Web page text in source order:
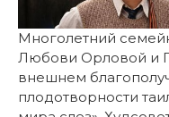
Многолетний
Любови Орловой и
внешнем
плодотворности